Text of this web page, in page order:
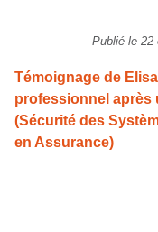
Publié le 22
Témoignage de
professionnel après
(Sécurité des
en Assurance)